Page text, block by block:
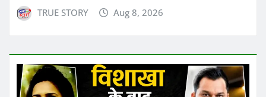
TRUE STORY Aug 8, 2026